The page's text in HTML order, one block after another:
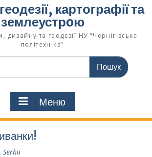
картографії та
землеустрoю
дизайну та геодезії НУ "Чернігівська
політехніка"
Меню
Serhii